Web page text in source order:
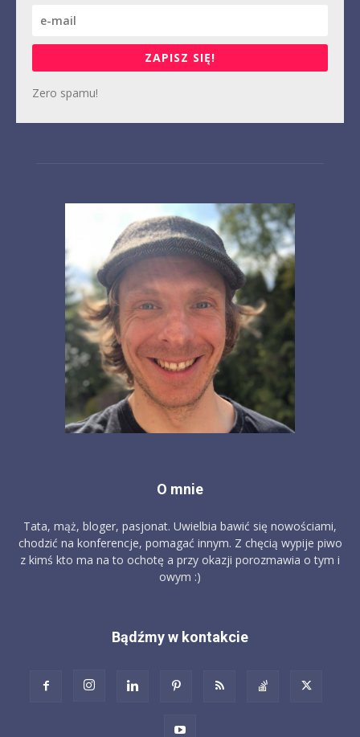
ZAPISZ SIĘ!
Zero spamu!
O mnie
Tata, mąż, bloger, pasjonat. Uwielbia bawić się nowościami,
chodzić na konferencje, pomagać innym. Z chęcią wypije piwo
z kimś kto ma na to ochotę a przy okazji porozmawia o tym i
owym :)
Bądźmy w kontakcie